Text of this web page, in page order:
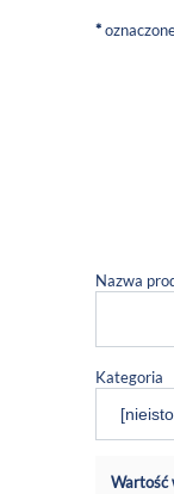
*
Nazwa
Kategoria
Wartość